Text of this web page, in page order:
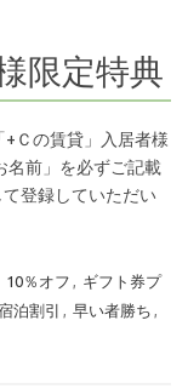
限定特典
+Ｃの賃貸」入居者様
名前」を必ずご記載
登録していただい
10％オフ , ギフト券プ
泊割引 , 早い者勝ち ,